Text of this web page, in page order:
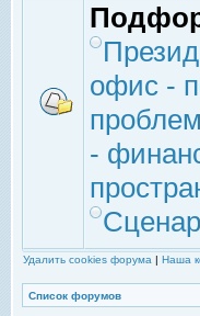
офис -
-
Удалить cookies форума | Наша
Список форумов